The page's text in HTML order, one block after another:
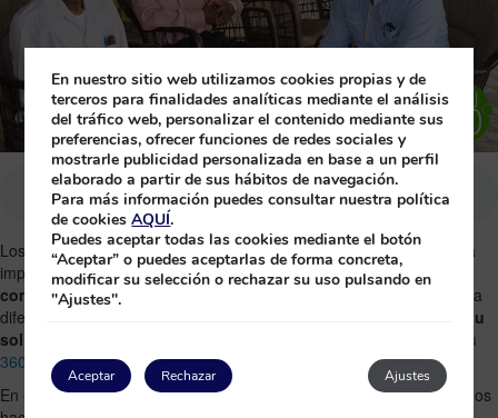
Los hotelesPrincess de Punta Canaestamos concienciados con la
importancia que tiene en elcorrecto desarrollo de las
comunidades. En las obras sociales que puedan ayudar y apoyar a
diferentes entidades que lo requieren. Movidos por
nuestro espíritu
solidario
proyecto Princess and you
360 Sustainable.
En estrechacolaboración con Pack for a Purpose , nos planteamos
En nuestro sitio web utilizamos cookies propias y de
terceros para finalidades analíticas mediante el análisis
del tráfico web, personalizar el contenido mediante sus
preferencias, ofrecer funciones de redes sociales y
mostrarle publicidad personalizada en base a un perfil
elaborado a partir de sus hábitos de navegación.
Para más información puedes consultar nuestra política
de cookiesAQUÍ.
Puedes aceptar todas las cookies mediante el botón
“Aceptar” o puedes aceptarlas de forma concreta,
modificar su selección o rechazar su uso pulsando en
"Ajustes".
Aceptar Ajustes
Rechazar